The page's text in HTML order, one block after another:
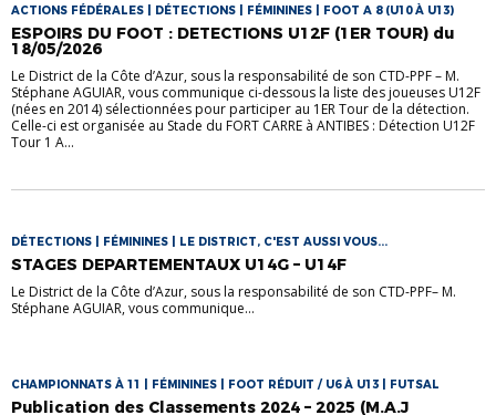
ACTIONS FÉDÉRALES | DÉTECTIONS | FÉMININES | FOOT A 8 (U10 À U13)
ESPOIRS DU FOOT : DETECTIONS U12F (1ER TOUR) du
18/05/2026
Le District de la Côte d’Azur, sous la responsabilité de son CTD-PPF – M.
Stéphane AGUIAR, vous communique ci-dessous la liste des joueuses U12F
(nées en 2014) sélectionnées pour participer au 1ER Tour de la détection.
Celle-ci est organisée au Stade du FORT CARRE à ANTIBES : Détection U12F
Tour 1 A...
DÉTECTIONS | FÉMININES | LE DISTRICT, C'EST AUSSI VOUS...
STAGES DEPARTEMENTAUX U14G – U14F
Le District de la Côte d’Azur, sous la responsabilité de son CTD-PPF– M.
Stéphane AGUIAR, vous communique...
CHAMPIONNATS À 11 | FÉMININES | FOOT RÉDUIT / U6 À U13 | FUTSAL
Publication des Classements 2024 – 2025 (M.A.J